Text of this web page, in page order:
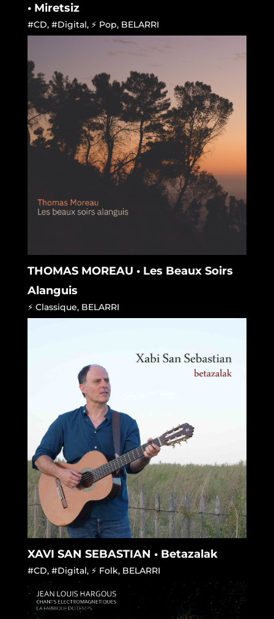
• Miretsiz
#CD, #Digital, ⚡ Pop, BELARRI
THOMAS MOREAU • Les Beaux Soirs
Alanguis
⚡ Classique, BELARRI
XAVI SAN SEBASTIAN • Betazalak
#CD, #Digital, ⚡ Folk, BELARRI